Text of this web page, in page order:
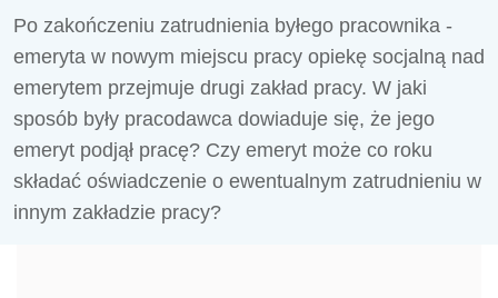
Po zakończeniu zatrudnienia byłego pracownika -
emeryta w nowym miejscu pracy opiekę socjalną nad
emerytem przejmuje drugi zakład pracy. W jaki
sposób były pracodawca dowiaduje się, że jego
emeryt podjął pracę? Czy emeryt może co roku
składać oświadczenie o ewentualnym zatrudnieniu w
innym zakładzie pracy?